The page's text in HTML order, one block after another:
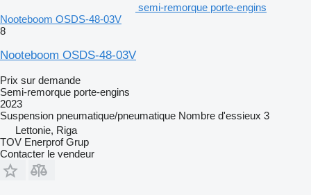
semi-remorque porte-engins
Nooteboom OSDS-48-03V
8
Nooteboom OSDS-48-03V
Prix sur demande
Semi-remorque porte-engins
2023
Suspension pneumatique/pneumatique Nombre d'essieux 3
Lettonie, Riga
TOV Enerprof Grup
Contacter le vendeur